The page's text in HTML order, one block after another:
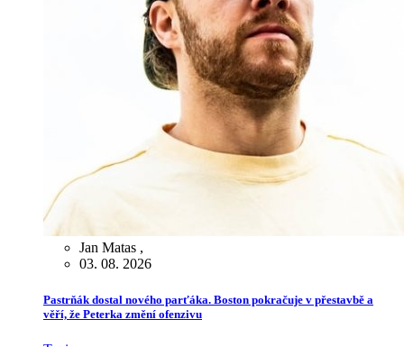
Jan Matas ,
03. 08. 2026
Pastrňák dostal nového parťáka. Boston pokračuje v přestavbě a
věří, že Peterka změní ofenzivu